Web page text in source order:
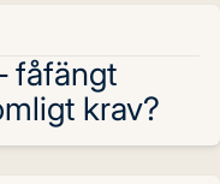
fåfängt
krav?